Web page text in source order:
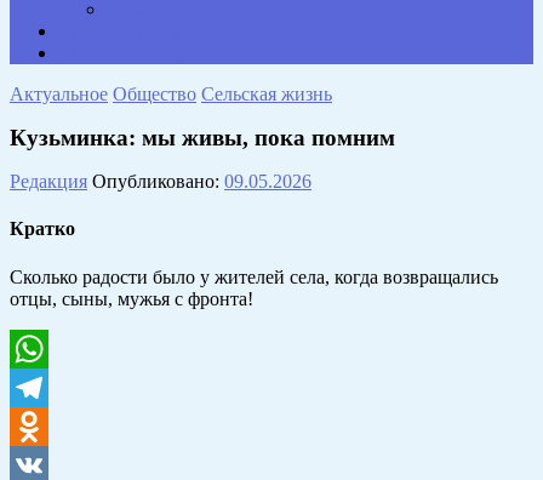
Актуальное Общество Сельская жизнь
Кузьминка: мы живы, пока помним
Редакция Опубликовано: 09.05.2026
Кратко
Сколько радости было у жителей села, когда возвращались
отцы, сыны, мужья с фронта!
WhatsApp
Telegram
Odnoklassniki